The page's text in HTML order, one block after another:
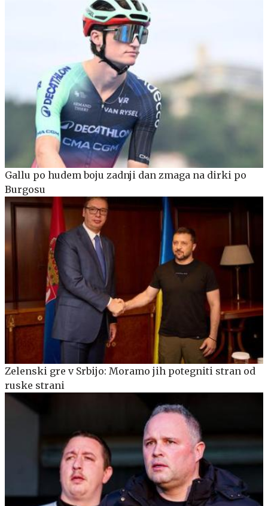
Gallu po hudem boju zadnji dan zmaga na dirki po
Burgosu
Zelenski gre v Srbijo: Moramo jih potegniti stran od
ruske strani